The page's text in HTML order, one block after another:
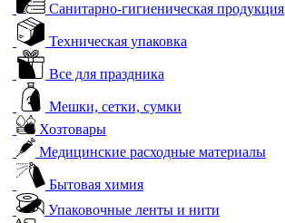
Санитарно-гигиеническая продукция
Техническая упаковка
Все для праздника
Мешки, сетки, сумки
Хозтовары
Медицинские расходные материалы
Бытовая химия
Упаковочные ленты и нити